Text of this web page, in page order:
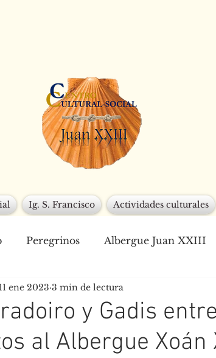
Ig. S. Francisco Actividades culturales
Peregrinos Albergue Juan XXIII
Libre Scouts Tau
y Gadis
al Albergue Xoán
11 ene 2023 3 min de lectura